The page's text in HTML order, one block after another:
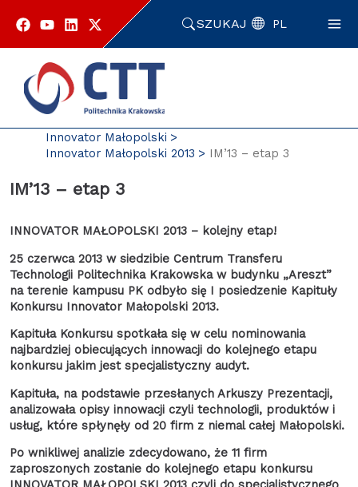
SZUKAJ PL
Strona główna
Innovator Małopolski
Innovator Małopolski 2013
IM’13 – etap 3
IM’13 – etap 3
INNOVATOR MAŁOPOLSKI 2013 – kolejny etap!
25 czerwca 2013 w siedzibie Centrum Transferu
Technologii Politechnika Krakowska w budynku „Areszt”
na terenie kampusu PK odbyło się I posiedzenie Kapituły
Konkursu Innovator Małopolski 2013.
Kapituła Konkursu spotkała się w celu nominowania
najbardziej obiecujących innowacji do kolejnego etapu
konkursu jakim jest specjalistyczny audyt.
Kapituła, na podstawie przesłanych Arkuszy Prezentacji,
analizowała opisy innowacji czyli technologii, produktów i
usług, które spłynęły od 20 firm z niemal całej Małopolski.
Po wnikliwej analizie zdecydowano, że 11 firm
zaproszonych zostanie do kolejnego etapu konkursu